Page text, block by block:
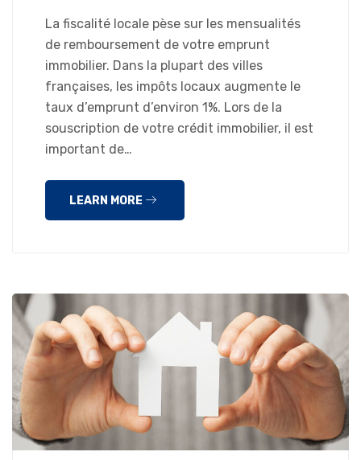
La fiscalité locale pèse sur les mensualités
de remboursement de votre emprunt
immobilier. Dans la plupart des villes
françaises, les impôts locaux augmente le
taux d’emprunt d’environ 1%. Lors de la
souscription de votre crédit immobilier, il est
important de…
LEARN MORE